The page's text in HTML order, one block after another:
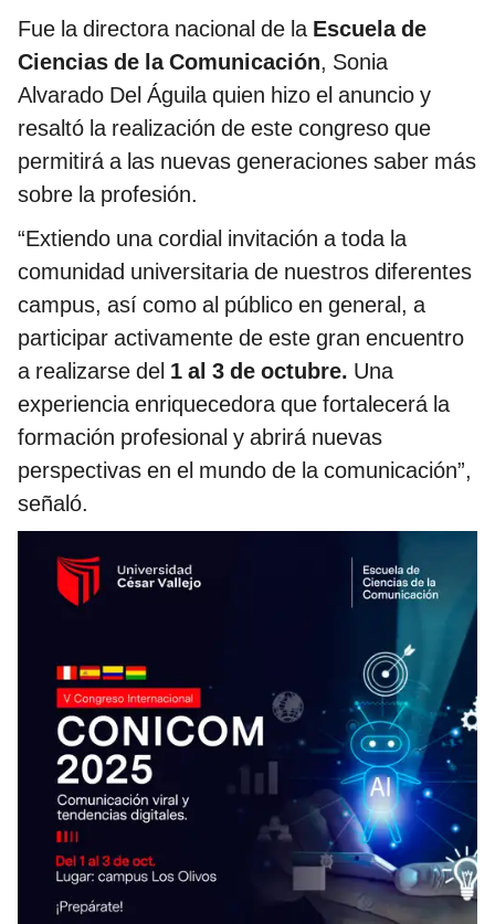
Fue la directora nacional de la Escuela de
Ciencias de la Comunicación, Sonia
Alvarado Del Águila quien hizo el anuncio y
resaltó la realización de este congreso que
permitirá a las nuevas generaciones saber más
sobre la profesión.
“Extiendo una cordial invitación a toda la
comunidad universitaria de nuestros diferentes
campus, así como al público en general, a
participar activamente de este gran encuentro
a realizarse del 1 al 3 de octubre. Una
experiencia enriquecedora que fortalecerá la
formación profesional y abrirá nuevas
perspectivas en el mundo de la comunicación”,
señaló.